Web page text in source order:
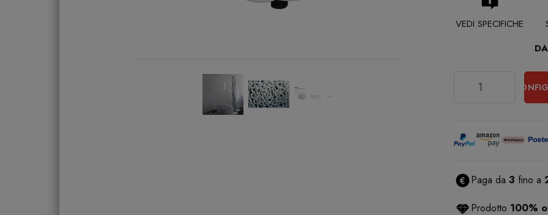
VEDI SPECIFICHE
Paga da 3 fino a
Prodotto 100%